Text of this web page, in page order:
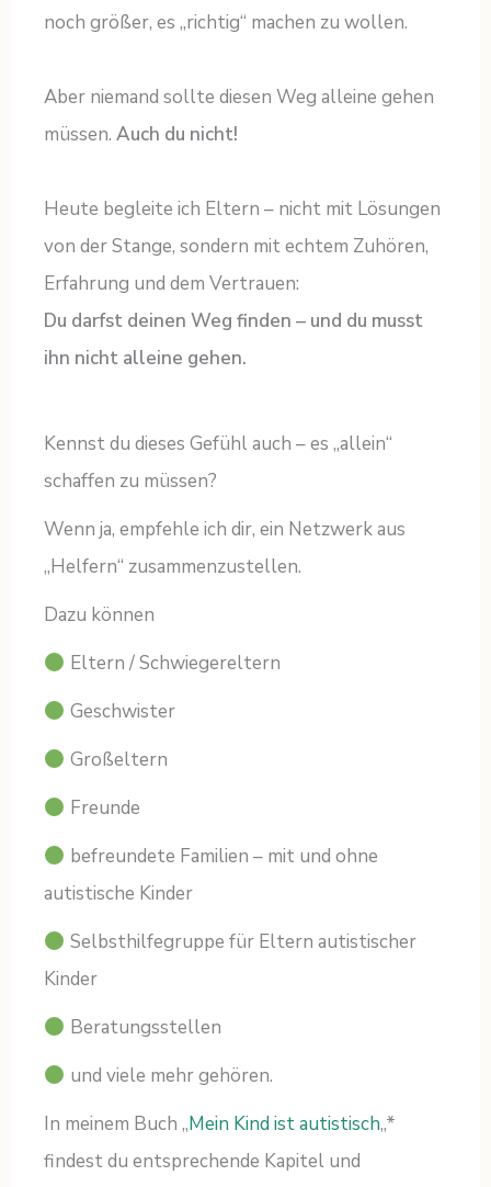
noch größer, es „richtig“ machen zu wollen.
Aber niemand sollte diesen Weg alleine gehen
müssen.Auch du nicht!
Heute begleite ich Eltern – nicht mit Lösungen
von der Stange, sondern mit echtem Zuhören,
Erfahrung und dem Vertrauen:
Du darfst deinen Weg finden – und du musst
ihn nicht alleine gehen.
Kennst du dieses Gefühl auch – es „allein“
schaffen zu müssen?
Wenn ja, empfehle ich dir, ein Netzwerk aus
„Helfern“ zusammenzustellen.
Dazu können
Eltern / Schwiegereltern
Geschwister
Großeltern
Freunde
befreundete Familien – mit und ohne
autistische Kinder
Selbsthilfegruppe für Eltern autistischer
Kinder
Beratungsstellen
und viele mehr gehören.
In meinem Buch „Mein Kind ist autistisch„*
findest du entsprechende Kapitel und